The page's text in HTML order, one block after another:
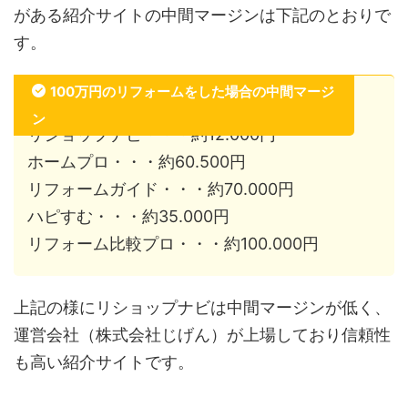
がある紹介サイトの中間マージンは下記のとおりで
す。
100万円のリフォームをした場合の中間マージ
ン
リショップナビ・・・約12.000円
ホームプロ・・・約60.500円
リフォームガイド・・・約70.000円
ハピすむ・・・約35.000円
リフォーム比較プロ・・・約100.000円
上記の様にリショップナビは中間マージンが低く、
運営会社（株式会社じげん）が上場しており信頼性
も高い紹介サイトです。